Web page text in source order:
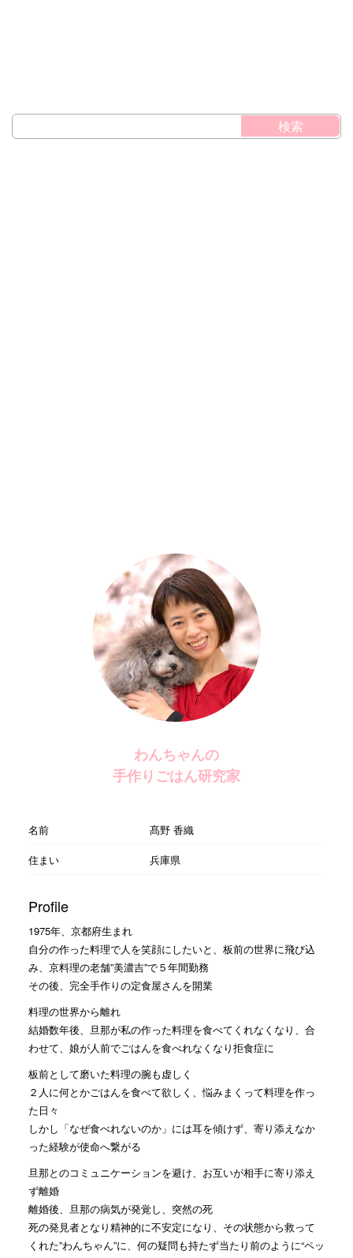
わんちゃんの
手作りごはん研究家
名前
髙野 香織
住まい
兵庫県
Profile
1975年、京都府生まれ
自分の作った料理で人を笑顔にしたいと、板前の世界に飛び込
み、京料理の老舗”美濃吉”で５年間勤務
その後、完全手作りの定食屋さんを開業
料理の世界から離れ
結婚数年後、旦那が私の作った料理を食べてくれなくなり、合
わせて、娘が人前でごはんを食べれなくなり拒食症に
板前として磨いた料理の腕も虚しく
２人に何とかごはんを食べて欲しく、悩みまくって料理を作っ
た日々
しかし「なぜ食べれないのか」には耳を傾けず、寄り添えなか
った経験が使命へ繋がる
旦那とのコミュニケーションを避け、お互いが相手に寄り添え
ず離婚
離婚後、旦那の病気が発覚し、突然の死
死の発見者となり精神的に不安定になり、その状態から救って
くれた”わんちゃん”に、何の疑問も持たず当たり前のように“ペッ